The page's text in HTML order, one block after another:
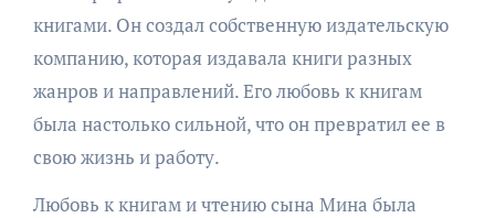
книгами. Он создал собственную издательскую
компанию, которая издавала книги разных
жанров и направлений. Его любовь к книгам
была настолько сильной, что он превратил ее в
свою жизнь и работу.
Любовь к книгам и чтению сына Мина была